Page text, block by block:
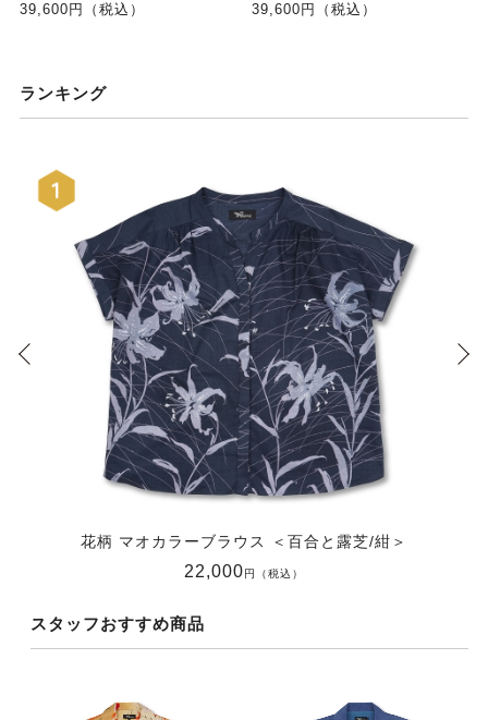
39,600円（税込）
39,600円（税込）
ランキング
花柄 マオカラーブラウス ＜百合と露芝/紺＞
22,000円（税込）
スタッフおすすめ商品